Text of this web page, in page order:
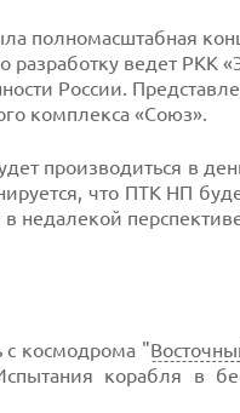
разработку ведет РКК
России.
комплекса «Союз».
производиться в
что ПТК НП
в недалекой
с космодрома "
корабля в